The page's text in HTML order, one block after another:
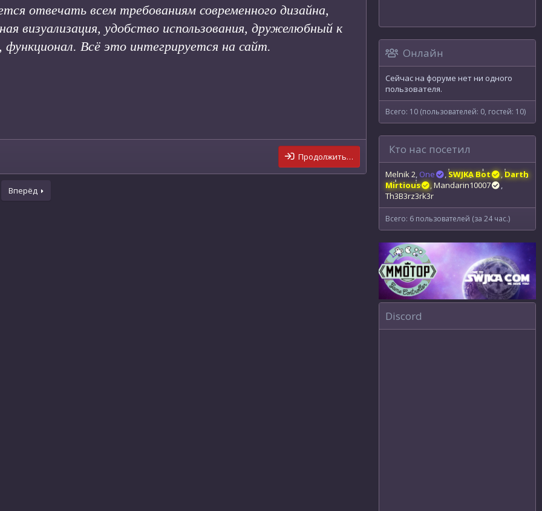
отвечать всем требованиям современного дизайна,
визуализация, удобство использования, дружелюбный к
Всё это интегрируется на сайт.
Продолжить…
Вперёд
Онлайн
Сейчас на форуме нет ни одного
пользователя.
Всего: 10 (пользователей: 0, гостей: 10)
Кто нас посетил
Melnik 2 One SWJKA Bot
Darth
Mirtious
Mandarin10007
Th3B3rz3rk3r
Всего: 6 пользователей (за 24 час.)
Discord